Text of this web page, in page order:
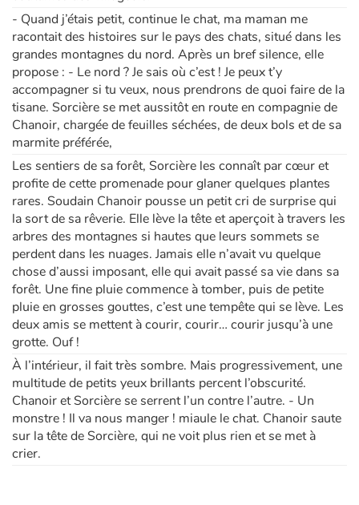
Apprendre les langues
Dyslexie, troubles de la lecture
Nos listes de lecture
Les plus lus
Coups de coeur
- Quand j’étais petit, continue le chat, ma maman me
racontait des histoires sur le pays des chats, situé dans les
grandes montagnes du nord. Après un bref silence, elle
propose : - Le nord ? Je sais où c’est ! Je peux t’y
accompagner si tu veux, nous prendrons de quoi faire de la
tisane. Sorcière se met aussitôt en route en compagnie de
Chanoir, chargée de feuilles séchées, de deux bols et de sa
marmite préférée,
Les sentiers de sa forêt, Sorcière les connaît par cœur et
profite de cette promenade pour glaner quelques plantes
rares. Soudain Chanoir pousse un petit cri de surprise qui
la sort de sa rêverie. Elle lève la tête et aperçoit à travers les
arbres des montagnes si hautes que leurs sommets se
perdent dans les nuages. Jamais elle n’avait vu quelque
chose d’aussi imposant, elle qui avait passé sa vie dans sa
forêt. Une fine pluie commence à tomber, puis de petite
pluie en grosses gouttes, c’est une tempête qui se lève. Les
deux amis se mettent à courir, courir… courir jusqu’à une
grotte. Ouf !
À l’intérieur, il fait très sombre. Mais progressivement, une
multitude de petits yeux brillants percent l’obscurité.
Chanoir et Sorcière se serrent l’un contre l’autre. - Un
monstre ! Il va nous manger ! miaule le chat. Chanoir saute
sur la tête de Sorcière, qui ne voit plus rien et se met à
crier.